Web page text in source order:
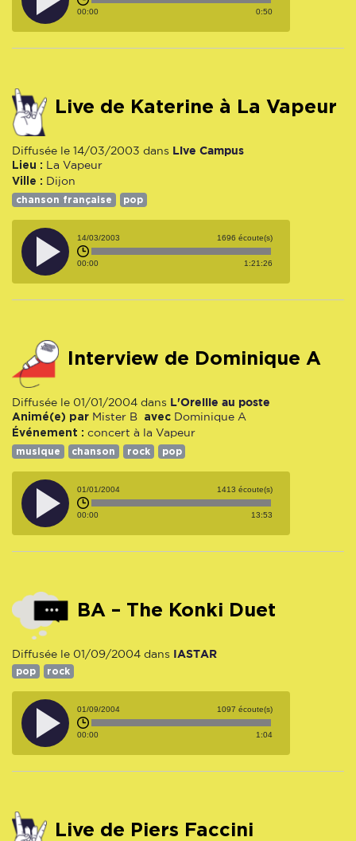
00:00 0:50
Live de Katerine à La Vapeur
Diffusée le 14/03/2003 dans Live Campus
Lieu : La Vapeur
Ville : Dijon
chanson française pop
14/03/2003 1696 écoute(s)
00:00 1:21:26
interview de Dominique A
Diffusée le 01/01/2004 dans L'Oreille au poste
Animé(e) par Mister B avec Dominique A
Événement : concert à la Vapeur
musique chanson rock pop
01/01/2004 1413 écoute(s)
00:00 13:53
BA – The Konki Duet
Diffusée le 01/09/2004 dans IASTAR
pop rock
01/09/2004 1097 écoute(s)
00:00 1:04
Live de Piers Faccini